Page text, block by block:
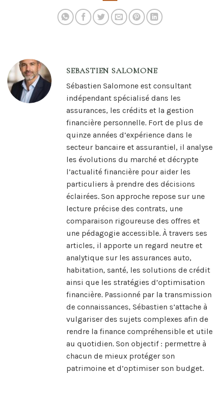
SEBASTIEN SALOMONE
Sébastien Salomone est consultant
indépendant spécialisé dans les
assurances, les crédits et la gestion
financière personnelle. Fort de plus de
quinze années d’expérience dans le
secteur bancaire et assurantiel, il analyse
les évolutions du marché et décrypte
l’actualité financière pour aider les
particuliers à prendre des décisions
éclairées. Son approche repose sur une
lecture précise des contrats, une
comparaison rigoureuse des offres et
une pédagogie accessible. À travers ses
articles, il apporte un regard neutre et
analytique sur les assurances auto,
habitation, santé, les solutions de crédit
ainsi que les stratégies d’optimisation
financière. Passionné par la transmission
de connaissances, Sébastien s’attache à
vulgariser des sujets complexes afin de
rendre la finance compréhensible et utile
au quotidien. Son objectif : permettre à
chacun de mieux protéger son
patrimoine et d’optimiser son budget.